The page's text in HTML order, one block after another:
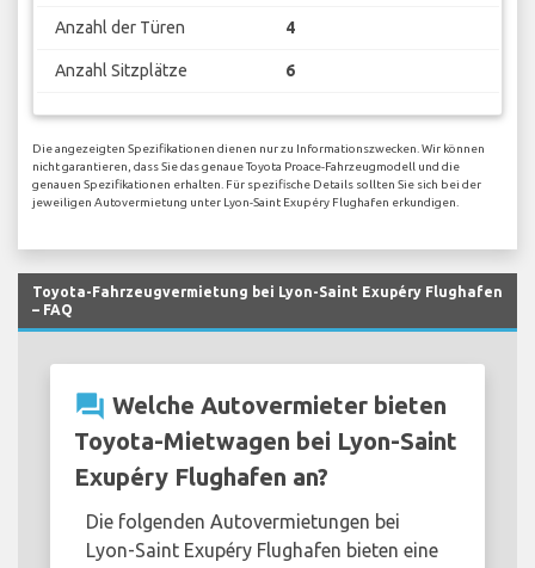
Anzahl der Türen 4
Anzahl Sitzplätze 6
Die angezeigten Spezifikationen dienen nur zu Informationszwecken. Wir können
nicht garantieren, dass Sie das genaue Toyota Proace-Fahrzeugmodell und die
genauen Spezifikationen erhalten. Für spezifische Details sollten Sie sich bei der
jeweiligen Autovermietung unter Lyon-Saint Exupéry Flughafen erkundigen.
Toyota-Fahrzeugvermietung bei Lyon-Saint Exupéry Flughafen
– FAQ
question_answer Welche Autovermieter bieten
Toyota-Mietwagen bei Lyon-Saint
Exupéry Flughafen an?
Die folgenden Autovermietungen bei
Lyon-Saint Exupéry Flughafen bieten eine